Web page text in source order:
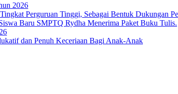
2026
Perguruan Tinggi, Sebagai Bentuk Dukungan
Baru SMPTQ Rydha Menerima Paket Buku Tulis.
dan Penuh Keceriaan Bagi Anak-Anak